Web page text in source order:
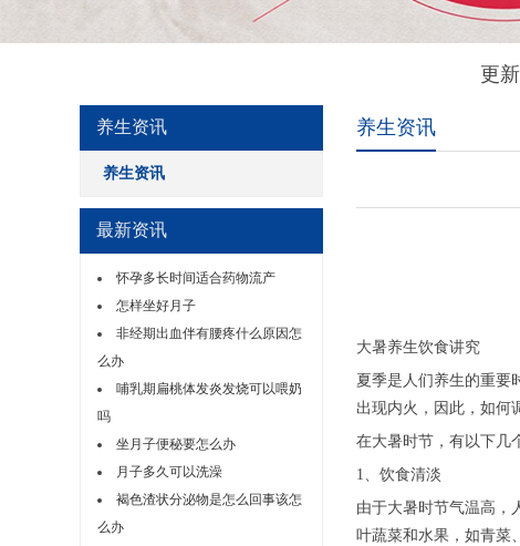
更
养生资讯
养生资讯
最新资讯
怀孕多长时间适合药物流产
怎样坐好月子
非经期出血伴有腰疼什么原因怎
么办
哺乳期扁桃体发炎发烧可以喂奶
吗
坐月子便秘要怎么办
月子多久可以洗澡
褐色渣状分泌物是怎么回事该怎
么办
养生资讯
大暑养生饮食讲究
夏季是人们养生的重要
出现内火，因此，如何
在大暑时节，有以下几
1、饮食清淡
由于大暑时节气温高，
叶蔬菜和水果，如青菜